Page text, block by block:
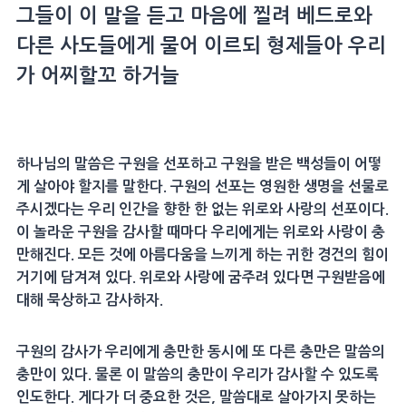
그들이 이 말을 듣고 마음에 찔려 베드로와
다른 사도들에게 물어 이르되 형제 들아 우리
가 어찌할꼬 하거늘
하나님의 말씀은 구원을 선포하고 구원을 받은 백성들이 어떻
게 살아야 할지를 말한다. 구원의 선포는 영원한 생명을 선물로
주시겠다는 우리 인간을 향한 한 없는 위로와 사랑의 선포이다.
이 놀라운 구원을 감사할 때마다 우리에게는 위로와 사랑이 충
만해진다. 모든 것에 아름다움을 느끼게 하는 귀한 경건의 힘이
거기에 담겨져 있다. 위로와 사랑에 굼주려 있다면 구원받음에
대해 묵상하고 감사하자.
구원의 감사가 우리에게 충만한 동시에 또 다른 충만은 말씀의
충만이 있다. 물론 이 말씀의 충만이 우리가 감사할 수 있도록
인도한다. 게다가 더 중요한 것은, 말씀대로 살아가지 못하는